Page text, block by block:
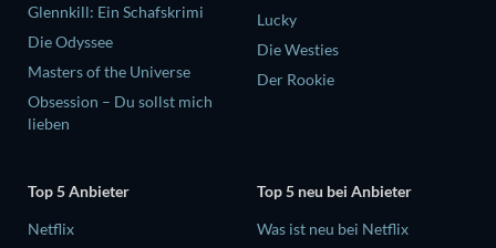
Glennkill: Ein Schafskrimi
Die Odyssee
Masters of the Universe
Obsession – Du sollst mich
lieben
Lucky
Die Westies
Der Rookie
Top 5 Anbieter
Netflix
Top 5 neu bei Anbieter
Was ist neu bei Netflix